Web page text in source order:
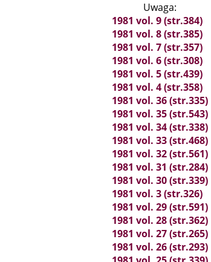
Uwaga:
1981 vol. 9 (str.384)
1981 vol. 8 (str.385)
1981 vol. 7 (str.357)
1981 vol. 6 (str.308)
1981 vol. 5 (str.439)
1981 vol. 4 (str.358)
1981 vol. 36 (str.335)
1981 vol. 35 (str.543)
1981 vol. 34 (str.338)
1981 vol. 33 (str.468)
1981 vol. 32 (str.561)
1981 vol. 31 (str.284)
1981 vol. 30 (str.339)
1981 vol. 3 (str.326)
1981 vol. 29 (str.591)
1981 vol. 28 (str.362)
1981 vol. 27 (str.265)
1981 vol. 26 (str.293)